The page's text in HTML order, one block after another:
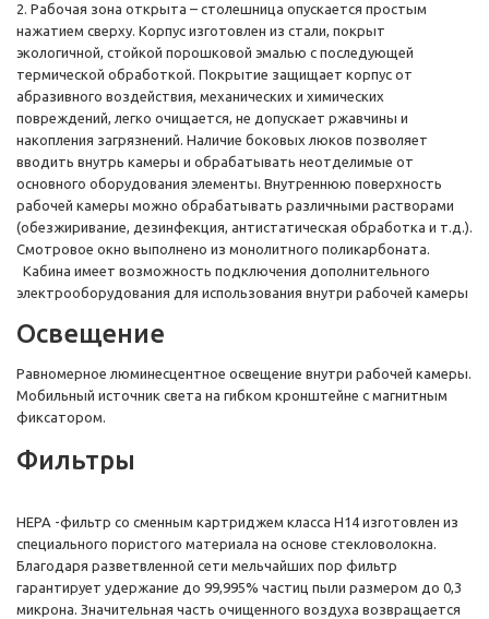
2. Рабочая зона открыта – столешница опускается простым
нажатием сверху. Корпус изготовлен из стали, покрыт
экологичной, стойкой порошковой эмалью с последующей
термической обработкой. Покрытие защищает корпус от
абразивного воздействия, механических и химических
повреждений, легко очищается, не допускает ржавчины и
накопления загрязнений. Наличие боковых люков позволяет
вводить внутрь камеры и обрабатывать неотделимые от
основного оборудования элементы. Внутреннюю поверхность
рабочей камеры можно обрабатывать различными растворами
(обезжиривание, дезинфекция, антистатическая обработка и т.д.).
Смотровое окно выполнено из монолитного поликарбоната.
Кабина имеет возможность подключения дополнительного
электрооборудования для использования внутри рабочей камеры
Освещение
Равномерное люминесцентное освещение внутри рабочей камеры.
Мобильный источник света на гибком кронштейне с магнитным
фиксатором.
Фильтры
НЕРА -фильтр со сменным картриджем класса Н14 изготовлен из
специального пористого материала на основе стекловолокна.
Благодаря разветвленной сети мельчайших пор фильтр
гарантирует удержание до 99,995% частиц пыли размером до 0,3
микрона. Значительная часть очищенного воздуха возвращается